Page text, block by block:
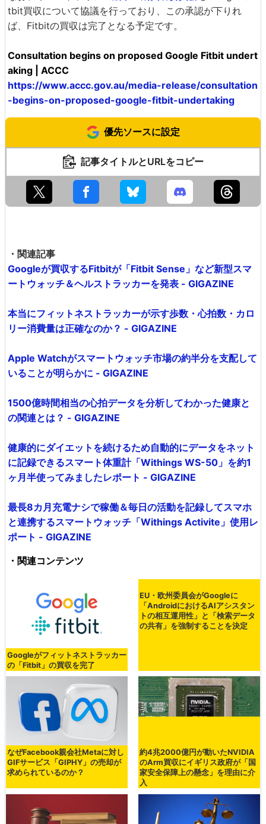
tbit買収について協議を行っており、この承認が下りれ
ば、Fitbitの買収は完了となる予定です。
Consultation begins on proposed Google Fitbit undert
aking | ACCC
https://www.accc.gov.au/media-release/consultation
-begins-on-proposed-google-fitbit-undertaking
優先ソースに設定
記事タイトルとURLをコピー
・関連記事
Googleが買収するFitbitが「Fitbit Sense」など新型スマ
ートウォッチ＆ヘルストラッカーを発表 - GIGAZINE
本当にフィットネストラッカーが示す歩数・心拍数・カロ
リー消費量は正確なのか？ - GIGAZINE
Apple Watchがスマートウォッチ市場の約半分を支配して
いることが明らかに - GIGAZINE
1500億時間相当の心拍データを分析してわかった健康と
の関連とは？ - GIGAZINE
健康的にダイエットを続けるため自動的にデータをネット
に記録できるスマート体重計「Withings WS-50」を約1
ヶ月半使ってみましたレポート - GIGAZINE
最長8カ月充電ナシで稼働＆毎日の活動を記録してスマホ
と連携するスマートウォッチ「Withings Activite」使用レ
ポート - GIGAZINE
・関連コンテンツ
Googleがフィットネストラッカー
の「Fitbit」の買収を完了
トの相互運用性」と「検索データ
の共有」を強制することを決定
なぜFacebook親会社Metaに対し
求められているのか？
約4兆2000億円が動いたNVIDIA
のArm買収にイギリス政府が「国
家安全保障上の懸念」を理由に介